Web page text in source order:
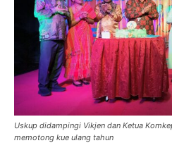
Uskup didampingi Vikjen dan Ketua
memotong kue ulang tahun